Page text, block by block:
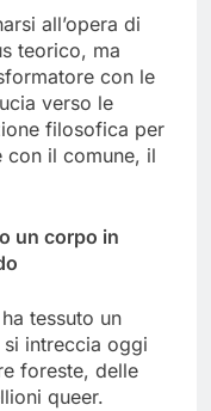
all’opera di
teorico, ma
con le
verso le
filosofica per
con il comune, il
un corpo in
tessuto un
intreccia oggi
foreste, delle
queer.